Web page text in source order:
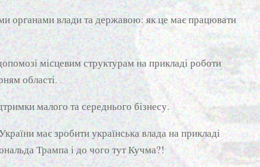
органами влади та державою: як це має працювати
місцевим структурам на прикладі роботи
області.
малого та середнього бізнесу.
має зробити українська влада на прикладі
Трампа і до чого тут Кучма?!